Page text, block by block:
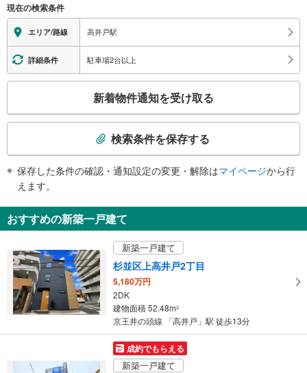
地上⇔改札⇔ホーム：○
エレベータ
・ホーム⇔改札
・Ｂ１Ｆバス乗り場⇔１Ｆ改札階⇔２Ｆ陸橋（北方面出口）
・南方面出口の地上階
エスカレータ
トイレ
スロープ
・南方面出口のエレベータ前⇔地上出口
その他
・点字案内（券売機・運賃表・階段手すり）
・ＡＥＤ
現在の検索条件
エリア/路線 高井戸駅
詳細条件 駐車場2台以上
検
知
を
け
取
る
・
条
マ
新着物件通知を受け取る
検索条件を保存する
保存した条件の確認・通知設定の変更・解除はマイページから行
えます。
おすすめの新築一戸建て
新築一戸建て
杉並区上高井戸2丁目
5,180万円
2DK
建物面積 52.48m2
京王井の頭線 「高井戸」駅 徒歩13分
成約でもらえる
新築一戸建て